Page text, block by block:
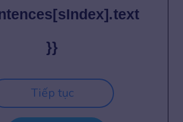
}}
Tiếp tục